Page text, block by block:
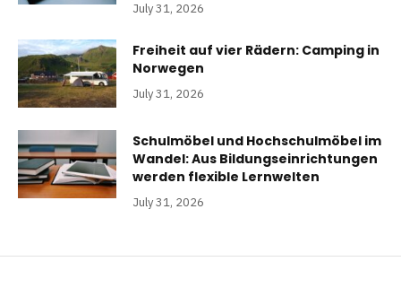
July 31, 2026
Freiheit auf vier Rädern: Camping in
Norwegen
July 31, 2026
Schulmöbel und Hochschulmöbel im
Wandel: Aus Bildungseinrichtungen
werden flexible Lernwelten
July 31, 2026